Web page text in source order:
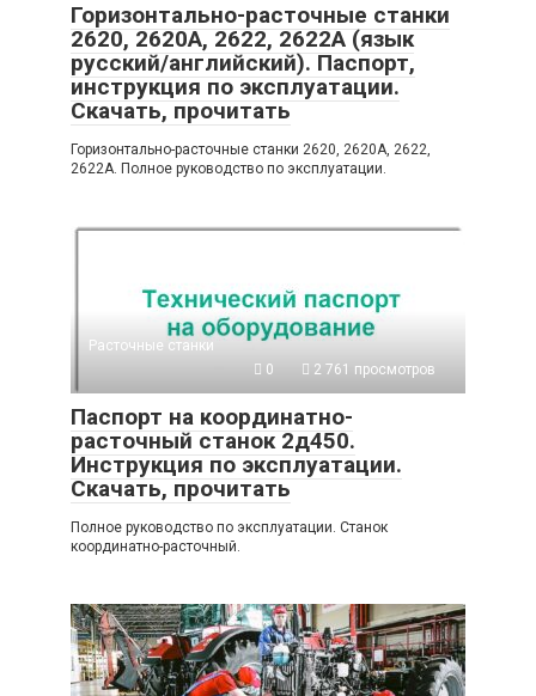
Горизонтально-расточные станки
2620, 2620А, 2622, 2622А (язык
русский/английский). Паспорт,
инструкция по эксплуатации.
Скачать, прочитать
Горизонтально-расточные станки 2620, 2620А, 2622,
2622А. Полное руководство по эксплуатации.
Расточные станки
0
2 761 просмотров
Паспорт на координатно-
расточный станок 2д450.
Инструкция по эксплуатации.
Скачать, прочитать
Полное руководство по эксплуатации. Станок
координатно-расточный.